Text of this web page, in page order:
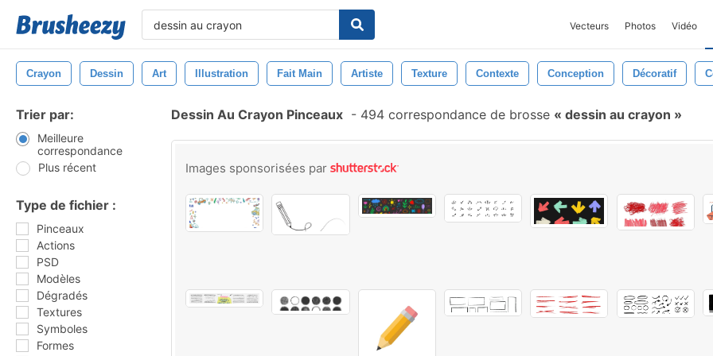
Vecteurs Photos Vidéo
Crayon Dessin Art Illustration Fait Main Artiste Texture Contexte Conception Décoratif
Trier par:
Meilleure
correspondance
Plus récent
Type de fichier :
Pinceaux
Actions
PSD
Modèles
Dégradés
Textures
Symboles
Formes
Dessin Au Crayon Pinceaux - 494 correspondance de brosse dessin au crayon
Images sponsorisées par